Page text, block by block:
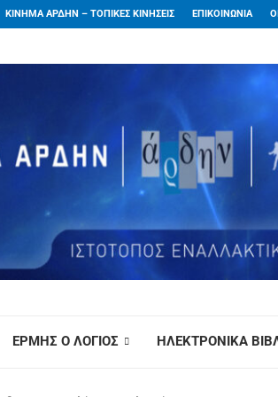
ΚΙΝΗΜΑ ΑΡΔΗΝ – ΤΟΠΙΚΕΣ ΚΙΝΗΣΕΙΣ ΕΠΙΚΟΙΝΩΝΙΑ
ΕΡΜΗΣ Ο ΛΟΓΙΟΣ ΗΛΕΚΤΡΟΝΙΚΑ